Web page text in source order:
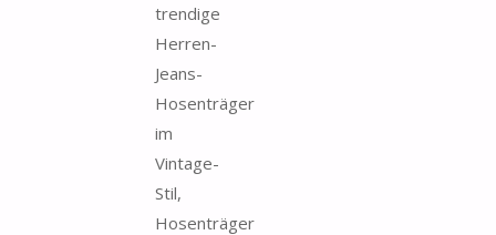
trendige
Herren-
Jeans-
Hosenträger
im
Vintage-
Stil,
Hosenträger